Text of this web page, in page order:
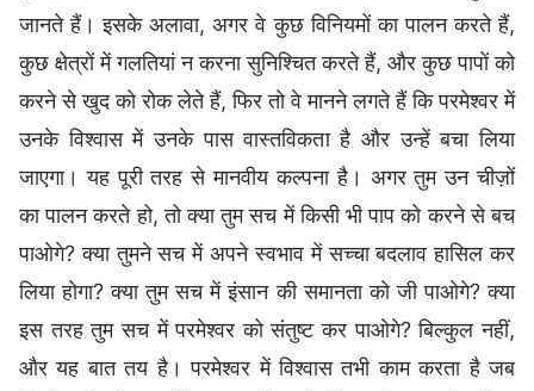
जानते हैं। इसके अलावा, अगर वे कुछ विनियमों का पालन करते हैं,
कुछ क्षेत्रों में गलतियां न करना सुनिश्चित करते हैं, और कुछ पापों को
करने से खुद को रोक लेते हैं, फिर तो वे मानने लगते हैं कि परमेश्वर में
उनके विश्वास में उनके पास वास्तविकता है और उन्हें बचा लिया
जाएगा। यह पूरी तरह से मानवीय कल्पना है। अगर तुम उन चीज़ों
का पालन करते हो, तो क्या तुम सच में किसी भी पाप को करने से बच
पाओगे? क्या तुमने सच में अपने स्वभाव में सच्चा बदलाव हासिल कर
लिया होगा? क्या तुम सच में इंसान की समानता को जी पाओगे? क्या
इस तरह तुम सच में परमेश्वर को संतुष्ट कर पाओगे? बिल्कुल नहीं,
और यह बात तय है। परमेश्वर में विश्वास तभी काम करता है जब